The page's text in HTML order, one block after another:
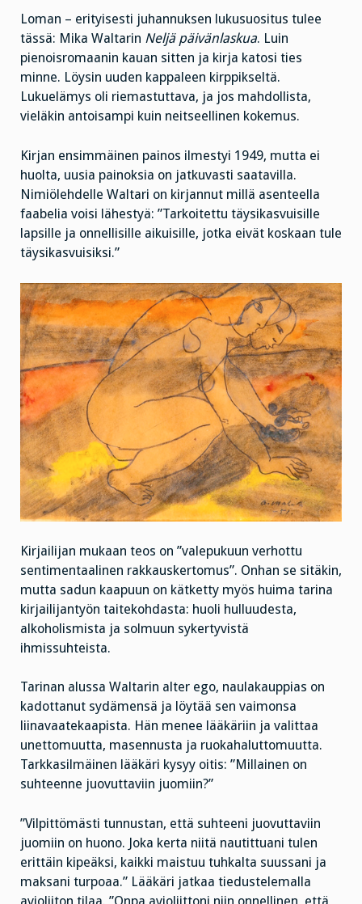
Loman – erityisesti juhannuksen lukusuositus tulee
tässä: Mika Waltarin Neljä päivänlaskua. Luin
pienoisromaanin kauan sitten ja kirja katosi ties
minne. Löysin uuden kappaleen kirppikseltä.
Lukuelämys oli riemastuttava, ja jos mahdollista,
vieläkin antoisampi kuin neitseellinen kokemus.
Kirjan ensimmäinen painos ilmestyi 1949, mutta ei
huolta, uusia painoksia on jatkuvasti saatavilla.
Nimiölehdelle Waltari on kirjannut millä asenteella
faabelia voisi lähestyä: ”Tarkoitettu täysikasvuisille
lapsille ja onnellisille aikuisille, jotka eivät koskaan tule
täysikasvuisiksi.”
Kirjailijan mukaan teos on ”valepukuun verhottu
sentimentaalinen rakkauskertomus”. Onhan se sitäkin,
mutta sadun kaapuun on kätketty myös huima tarina
kirjailijantyön taitekohdasta: huoli hulluudesta,
alkoholismista ja solmuun sykertyvistä
ihmissuhteista.
Tarinan alussa Waltarin alter ego, naulakauppias on
kadottanut sydämensä ja löytää sen vaimonsa
liinavaatekaapista. Hän menee lääkäriin ja valittaa
unettomuutta, masennusta ja ruokahaluttomuutta.
Tarkkasilmäinen lääkäri kysyy oitis: ”Millainen on
suhteenne juovuttaviin juomiin?”
”Vilpittömästi tunnustan, että suhteeni juovuttaviin
juomiin on huono. Joka kerta niitä nautittuani tulen
erittäin kipeäksi, kaikki maistuu tuhkalta suussani ja
maksani turpoaa.” Lääkäri jatkaa tiedustelemalla